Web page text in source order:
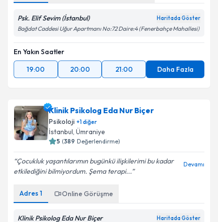
Psk. Elif Sevim (İstanbul) Haritada Göster
Bağdat Caddesi Uğur Apartmanı No:72 Daire:4 (Fenerbahçe Mahallesi)
En Yakın Saatler
19:00
20:00 21:00 Daha Fazla
Klinik Psikolog Eda Nur Biçer
Psikoloji +1diğer
İstanbul, Ümraniye
5 (389 Değerlendirme)
Çocukluk yaşantılarımın bugünkü ilişkilerimi bu kadar
etkilediğini bilmiyordum. Şema terapi...
Devamı
Adres 1 Online Görüşme
Klinik Psikolog Eda Nur Biçer Haritada Göster